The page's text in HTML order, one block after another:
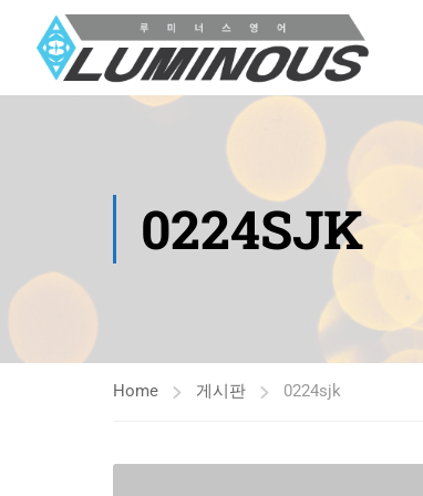
0224SJK
Home 게시판 0224sjk